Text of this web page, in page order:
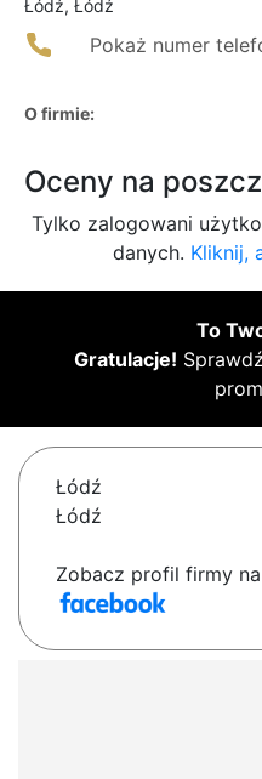
Łódź, Łódź
Pokaż numer
O firmie:
Oceny na
Tylko zalogowani
danych. Kliknij,
To
Gratulacje!
Łódź
Łódź
Zobacz profil firmy na